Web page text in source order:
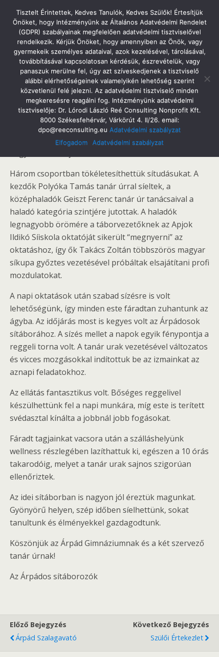
Tatabányai Árpád Gimnázium
2014. Január 17. Péntek
Árpád Sítábor 2014
Megosztás Tweet Pin Email SMS
29 diák két tanár kíséretében az ausztriai Gerlitzen
Három csoportban tökéletesíthettük sítudásukat. A
kezdők Polyóka Tamás tanár úrral síeltek, a
középhaladók Geiszt Ferenc tanár úr tanácsaival a
haladó kategória szintjére jutottak. A haladók
legnagyobb örömére a táborvezetőknek az Apjok
Ildikó Síiskola oktatóját sikerült “megnyerni” az
oktatáshoz, így ők Takács Zoltán többszörös magyar
síkupa győztes vezetésével próbáltak elsajátítani profi
mozdulatokat.
A napi oktatások után szabad sízésre is volt
lehetőségünk, így minden este fáradtan zuhantunk az
ágyba. Az időjárás most is kegyes volt az Árpádosok
sítáborához. A sízés mellet a napok egyik fénypontja a
reggeli torna volt. A tanár urak vezetésével változatos
és vicces mozgásokkal indítottuk be az izmainkat az
aznapi feladatokhoz.
Az ellátás fantasztikus volt. Bőséges reggelivel
készülhettünk fel a napi munkára, míg este is terített
svédasztal kínálta a jobbnál jobb fogásokat.
Fáradt tagjainkat vacsora után a szálláshelyünk
wellness részlegében lazíthattuk ki, egészen a 10 órás
takarodóig, melyet a tanár urak sajnos szigorúan
ellenőriztek.
Az idei sítáborban is nagyon jól éreztük magunkat.
Gyönyörű helyen, szép időben síelhettünk, sokat
tanultunk és élményekkel gazdagodtunk.
Köszönjük az Árpád Gimnáziumnak és a két szervező
tanár úrnak!
Az Árpádos sítáborozók
Előző Bejegyzés
Árpád Szalagavató
Következő Bejegyzés
Szülői Értekezlet
Tisztelt Érintettek, Kedves Tanulók, Kedves Szülők! Értesítjük
Önöket, hogy Intézményünk az Általános Adatvédelmi Rendelet
(GDPR) szabályainak megfelelően adatvédelmi tisztviselővel
rendelkezik. Kérjük Önöket, hogy amennyiben az Önök, vagy
gyermekeik személyes adataival, azok kezelésével, tárolásával,
továbbításával kapcsolatosan kérdésük, észrevételük, vagy
panaszuk merülne fel, úgy azt szíveskedjenek a tisztviselő
alábbi elérhetőségeinek valamelyikén lehetőség szerint
közvetlenül felé jelezni. Az adatvédelmi tisztviselő minden
megkeresésre reagálni fog. Intézményünk adatvédelmi
tisztviselője: Dr. Lórodi László Reé Consulting Nonprofit Kft.
8000 Székesfehérvár, Várkörút 4. II/26. email:
dpo@reeconsulting.eu Adatvédelmi szabályzat
Elfogadom
Adatvédelmi szabályzat